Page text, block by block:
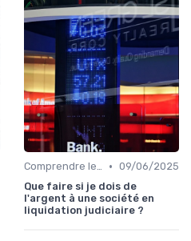
Comprendre le Recouvrement de Créances • 09/06/2025
Que faire si je dois de
l'argent à une société en
liquidation judiciaire ?